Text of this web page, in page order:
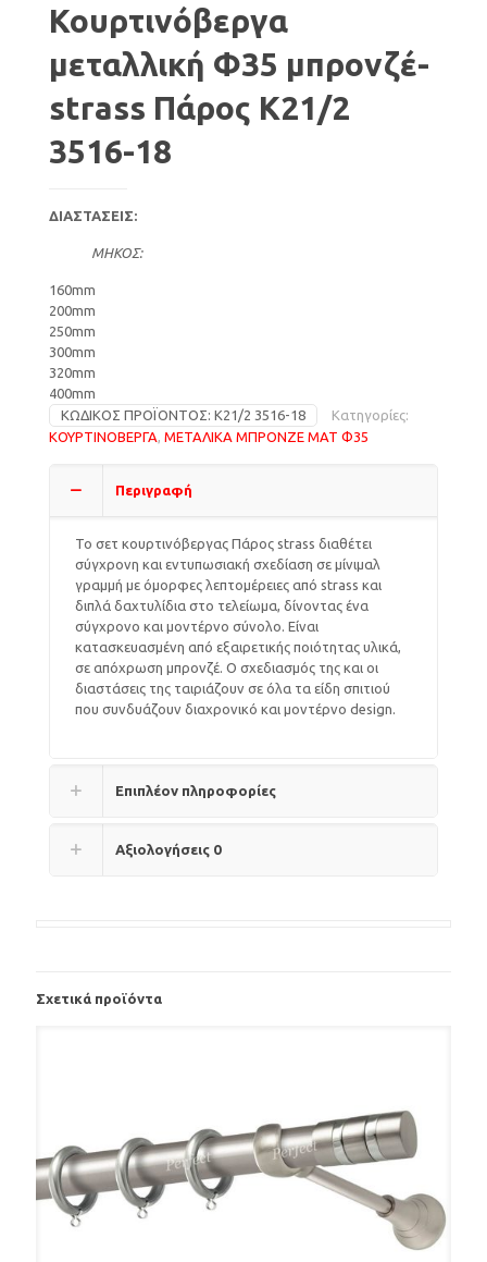
Κουρτινόβεργα
μεταλλική Φ35 μπρονζέ-
strass Πάρος Κ21/2
3516-18
ΔΙΑΣΤΑΣΕΙΣ:
ΜΗΚΟΣ:
160mm
200mm
250mm
300mm
320mm
400mm
ΚΩΔΙΚΌΣ ΠΡΟΪΌΝΤΟΣ: Κ21/2 3516-18
Κατηγορίες:
ΚΟΥΡΤΙΝΟΒΕΡΓΑ ΜΕΤΑΛΙΚΑ ΜΠΡΟΝΖΕ ΜΑΤ Φ35
Περιγραφή
Το σετ κουρτινόβεργας Πάρος strass διαθέτει
σύγχρονη και εντυπωσιακή σχεδίαση σε μίνιμαλ
γραμμή με όμορφες λεπτομέρειες από strass και
διπλά δαχτυλίδια στο τελείωμα, δίνοντας ένα
σύγχρονο και μοντέρνο σύνολο. Είναι
κατασκευασμένη από εξαιρετικής ποιότητας υλικά,
σε απόχρωση μπρονζέ. Ο σχεδιασμός της και οι
διαστάσεις της ταιριάζουν σε όλα τα είδη σπιτιού
που συνδυάζουν διαχρονικό και μοντέρνο design.
Επιπλέον πληροφορίες
Αξιολογήσεις 0
Σχετικά προϊόντα